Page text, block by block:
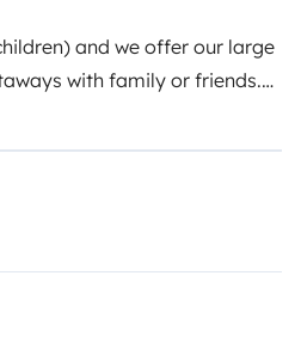
and we offer our large
with family or friends.
maintained and
on the road, (Pilote)
3.07m.
3 gas burners, sink,